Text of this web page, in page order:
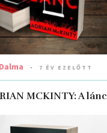
Dalma 7 ÉV EZELŐTT
MCKINTY: A ​lánc